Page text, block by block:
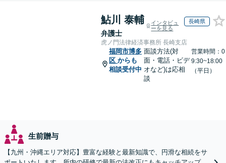
鮎川 泰輔
弁護士
インタビュ
ーを見る
長崎県
虎ノ門法律経済事務所 長崎支店
福岡市博多
区 からも
相談受付中
面談方法(対
面・電話・ビデ
オなど)は応相
談
営業時間：0
9:30~18:00
（平日）
生前贈与
【九州・沖縄エリア対応】豊富な経験と最新知識で、円滑な相続をサ